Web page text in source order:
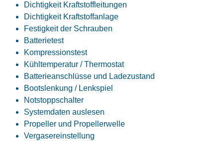
Dichtigkeit Kraftstoffleitungen
Dichtigkeit Kraftstoffanlage
Festigkeit der Schrauben
Batterietest
Kompressionstest
Kühltemperatur / Thermostat
Batterieanschlüsse und Ladezustand
Bootslenkung / Lenkspiel
Notstoppschalter
Systemdaten auslesen
Propeller und Propellerwelle
Vergasereinstellung